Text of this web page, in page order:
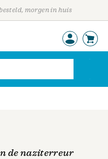
morgen in huis
de naziterreur